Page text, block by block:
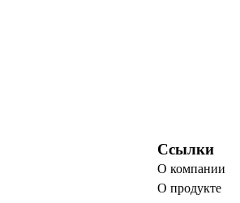
Ссылки
О компании
О продукте